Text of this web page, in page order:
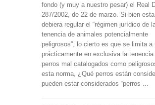
fondo (y muy a nuestro pesar) el Real
287/2002, de 22 de marzo. Si bien
debiera regular el “régimen jurídico de
tenencia de animales potencialmente
peligrosos”, lo cierto es que se limita a
prácticamente en exclusiva la tenencia
perros mal catalogados como
esta norma, ¿Qué perros están
pueden estar considerados “perros ...